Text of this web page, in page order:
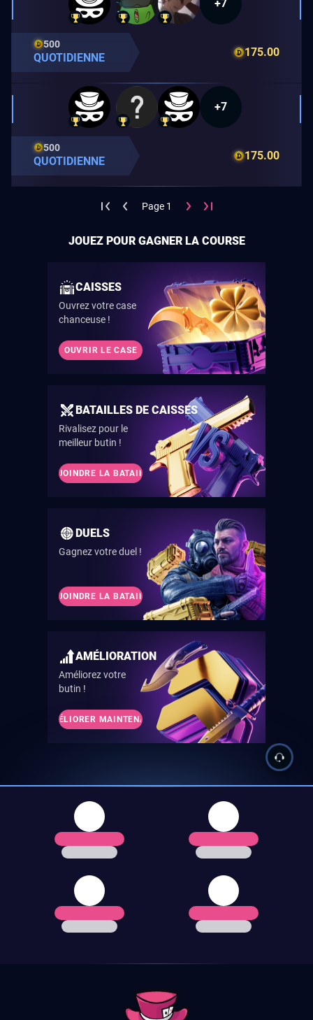
+7
500
QUOTIDIENNE 175.00
+7
500
QUOTIDIENNE 175.00
Page 1
JOUEZ POUR GAGNER LA COURSE
CAISSES
Ouvrez votre case
chanceuse !
OUVRIR LE CASE
BATAILLES DE CAISSES
Rivalisez pour le
meilleur butin !
REJOINDRE LA BATAILLE
DUELS
Gagnez votre duel !
REJOINDRE LA BATAILLE
AMÉLIORATION
Améliorez votre
butin !
AMÉLIORER MAINTENANT